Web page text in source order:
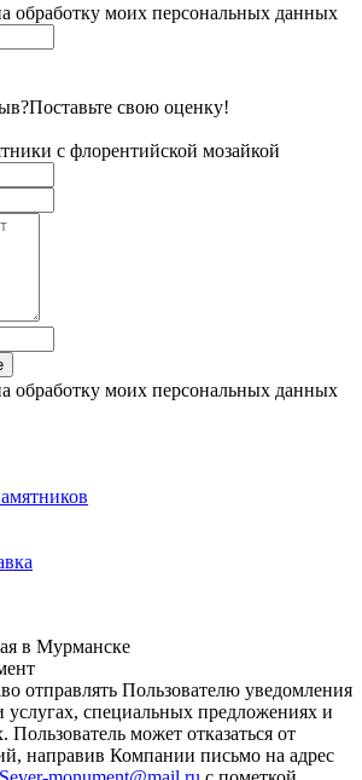
обработку моих персональных данных
Поставьте свою оценку!
с флорентийской мозайкой
обработку моих персональных данных
в Мурманске
отправлять Пользователю уведомления
услугах, специальных предложениях и
может отказаться от
направив Компании письмо на адрес